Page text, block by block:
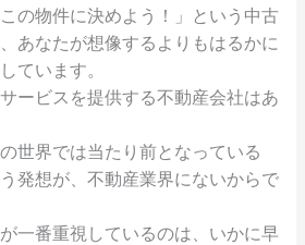
の物件に決めよう！」という中古
あなたが想像するよりもはるかに
ています。
ービスを提供する不動産会社はあ
世界では当たり前となっている
発想が、不動産業界にないからで
一番重視しているのは、いかに早